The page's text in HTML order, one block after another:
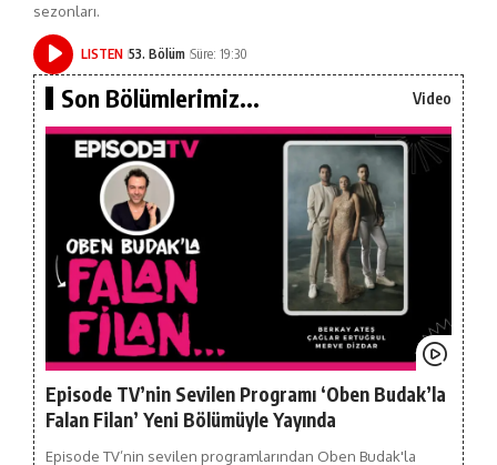
sezonları.
LISTEN 53. Bölüm Süre: 19:30
Son Bölümlerimiz... Video
Episode TV’nin Sevilen Programı ‘Oben Budak’la
Falan Filan’ Yeni Bölümüyle Yayında
Episode TV’nin sevilen programlarından Oben Budak'la